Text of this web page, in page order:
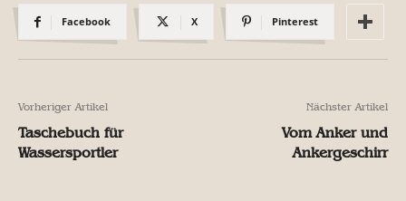
Facebook X Pinterest
Vorheriger Artikel
Taschebuch für
Wassersportler
Nächster Artikel
Vom Anker und
Ankergeschirr